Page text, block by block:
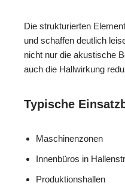
Die strukturierten
und schaffen deutlich
nicht nur die akustische
auch die Hallwirkung
Typische
Maschinenzonen
Innenbüros in
Produktionshallen